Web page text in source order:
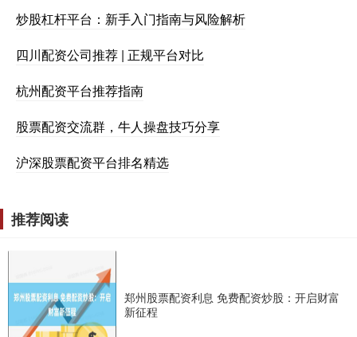
炒股杠杆平台：新手入门指南与风险解析
四川配资公司推荐 | 正规平台对比
杭州配资平台推荐指南
股票配资交流群，牛人操盘技巧分享
沪深股票配资平台排名精选
推荐阅读
郑州股票配资利息 免费配资炒股：开启财富
新征程